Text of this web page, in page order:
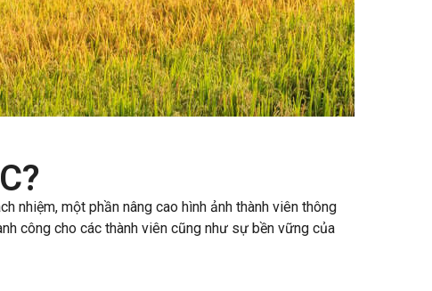
nhiệm, một phần nâng cao hình ảnh thành viên thông
công cho các thành viên cũng như sự bền vững của